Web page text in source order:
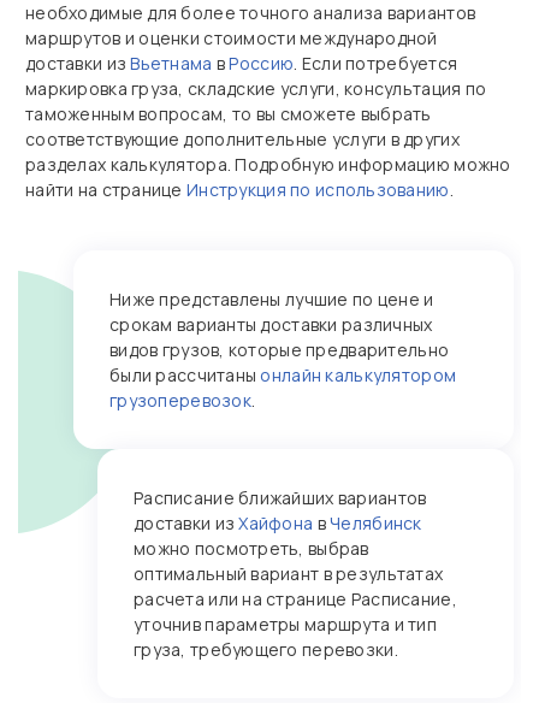
необходимые для более точного анализа вариантов
маршрутов и оценки стоимости международной
доставки изВьетнама вРоссию. Если потребуется
маркировка груза, складские услуги, консультация по
таможенным вопросам, то вы сможете выбрать
соответствующие дополнительные услуги в других
разделах калькулятора. Подробную информацию можно
найти на страницеИнструкция по использованию.
Ниже представлены лучшие по цене и
срокам варианты доставки различных
видов грузов, которые предварительно
были рассчитаны онлайн калькулятором
грузоперевозок.
Расписание ближайших вариантов
доставки изХайфона вЧелябинск
можно посмотреть, выбрав
оптимальный вариант в результатах
расчета или на странице Расписание,
уточнив параметры маршрута и тип
груза, требующего перевозки.